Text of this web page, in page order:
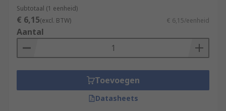
Subtotaal (1 eenheid)
€ 6,15(excl. BTW) € 6,15/eenheid
Aantal
Toevoegen
Datasheets